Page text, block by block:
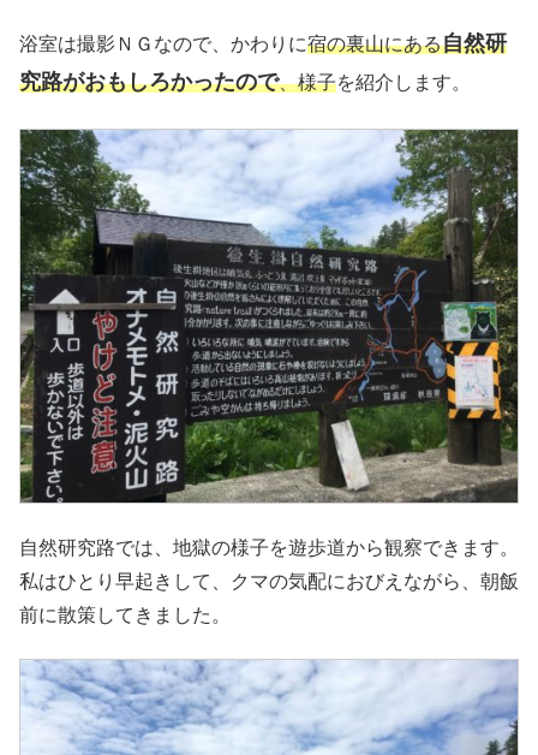
浴室は撮影ＮＧなので、かわりに宿の裏山にある自然研
究路がおもしろかったので、様子を紹介します。
自然研究路では、地獄の様子を遊歩道から観察できます。
私はひとり早起きして、クマの気配におびえながら、朝飯
前に散策してきました。